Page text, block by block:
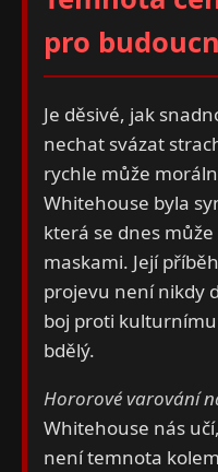
pro
Je děsivé, jak
nechat svázat
rychle může
Whitehouse byla
která se dnes
maskami. Její
projevu není nikdy
boj proti
bdělý.
Hororové varování
Whitehouse nás
není temnota